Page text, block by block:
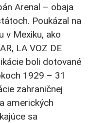
Arenal – obaja
Poukázal na
v Mexiku, ako
LA VOZ DE
boli dotované
1929 – 31
zahraničnej
amerických
sa